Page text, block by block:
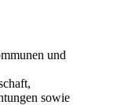
und
sowie